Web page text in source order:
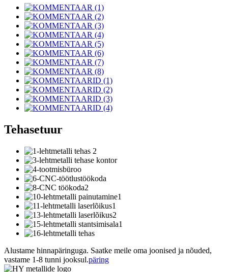
Tehasetuur
Alustame hinnapäringuga. Saatke meile oma joonised ja nõuded,
vastame 1-8 tunni jooksul.päring